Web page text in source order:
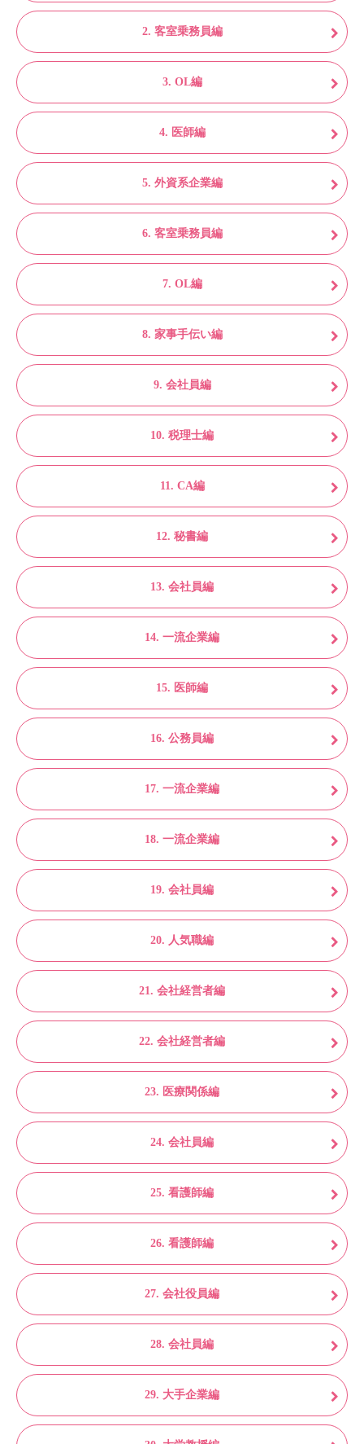
2. 客室乗務員編
3. OL編
4. 医師編
5. 外資系企業編
6. 客室乗務員編
7. OL編
8. 家事手伝い編
9. 会社員編
10. 税理士編
11. CA編
12. 秘書編
13. 会社員編
14. 一流企業編
15. 医師編
16. 公務員編
17. 一流企業編
18. 一流企業編
19. 会社員編
20. 人気職編
21. 会社経営者編
22. 会社経営者編
23. 医療関係編
24. 会社員編
25. 看護師編
26. 看護師編
27. 会社役員編
28. 会社員編
29. 大手企業編